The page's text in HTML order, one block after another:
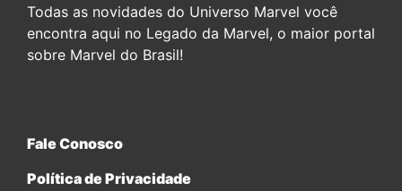
Todas as novidades do Universo Marvel você
encontra aqui no Legado da Marvel, o maior portal
sobre Marvel do Brasil!
Fale Conosco
Política de Privacidade